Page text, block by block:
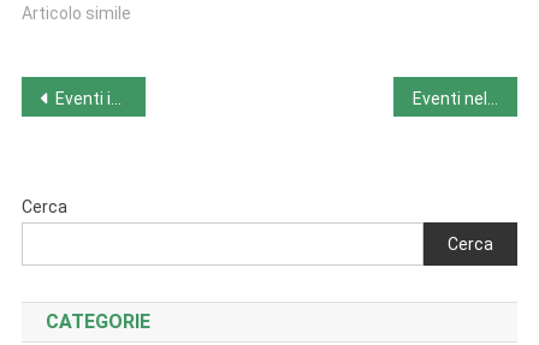
Articolo simile
Navigazione
Eventi in Abruzzo da lunedì 24/2 a domenica 2/3
Cerca
Cerca
CATEGORIE